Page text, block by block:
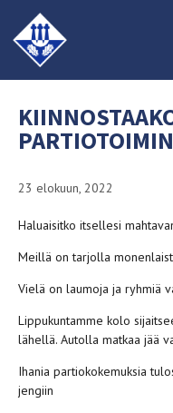
23 elokuun, 2022
Haluaisitko itsellesi
Meillä on tarjolla
Vielä on laumoja ja ryhmiä
Lippukuntamme kolo
lähellä. Autolla matkaa jää
Ihania partiokokemuksia
jengiin